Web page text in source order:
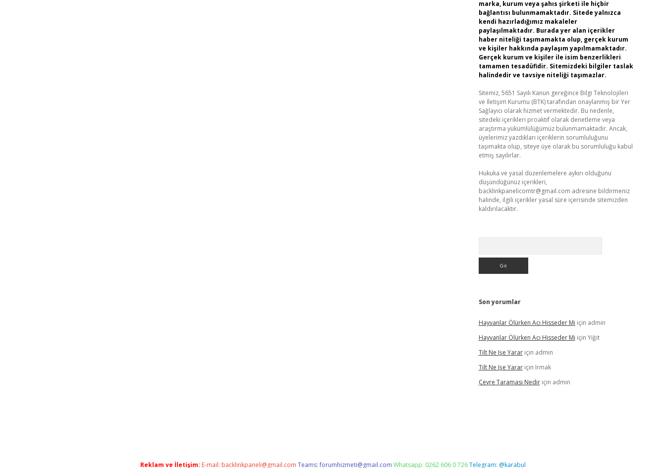
marka, kurum veya şahıs şirketi ile hiçbir
bağlantısı bulunmamaktadır. Sitede yalnızca
kendi hazırladığımız makaleler
paylaşılmaktadır. Burada yer alan içerikler
haber niteliği taşımamakta olup, gerçek kurum
ve kişiler hakkında paylaşım yapılmamaktadır.
Gerçek kurum ve kişiler ile isim benzerlikleri
tamamen tesadüfidir. Sitemizdeki bilgiler taslak
halindedir ve tavsiye niteliği taşımazlar.
Sitemiz, 5651 Sayılı Kanun gereğince Bilgi Teknolojileri
ve İletişim Kurumu (BTK) tarafından onaylanmış bir Yer
Sağlayıcı olarak hizmet vermektedir. Bu nedenle,
sitedeki içerikleri proaktif olarak denetleme veya
araştırma yükümlülüğümüz bulunmamaktadır. Ancak,
üyelerimiz yazdıkları içeriklerin sorumluluğunu
taşımakta olup, siteye üye olarak bu sorumluluğu kabul
etmiş sayılırlar.
Hukuka ve yasal düzenlemelere aykırı olduğunu
düşündüğünüz içerikleri,
backlinkpanelicomtr@gmail.com adresine bildirmeniz
halinde, ilgili içerikler yasal süre içerisinde sitemizden
kaldırılacaktır.
Son yorumlar
Hayvanlar Ölürken Acı Hisseder Mi için admin
Hayvanlar Ölürken Acı Hisseder Mi için Yiğit
Tilt Ne Işe Yarariçin admin
Tilt Ne Işe Yarariçin Irmak
Çevre Taraması Nediriçin admin
Reklam ve İletişim: E-mail: backlinkpaneli@gmail.com Teams:forumhizmeti@gmail.com Whatsapp: 0262 606 0 726Telegram: @karabul